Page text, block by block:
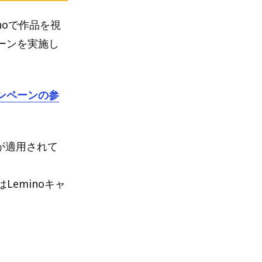
で作品を視
ンを実施し
ペーンの参
用されて
Leminoキャ